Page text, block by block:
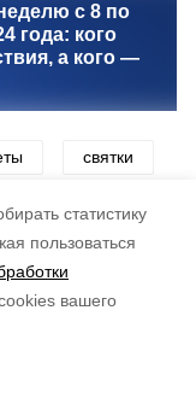
статистику
пользоваться
вашего
с 8 по
года: кого
а кого —
святки